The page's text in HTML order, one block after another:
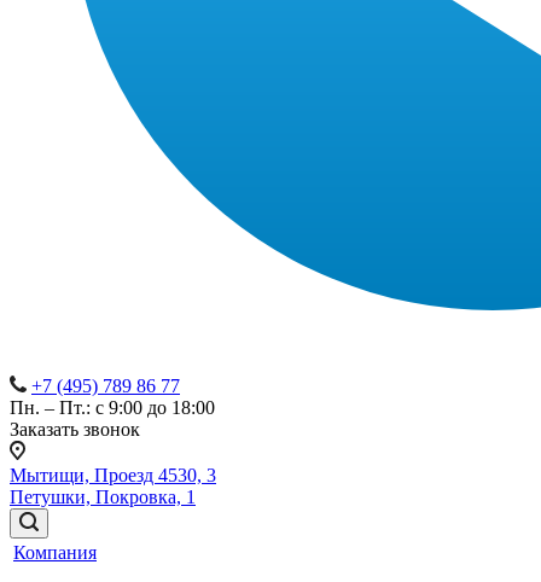
+7 (495) 789 86 77
Пн. – Пт.: с 9:00 до 18:00
Заказать звонок
Мытищи, Проезд 4530, 3
Петушки, Покровка, 1
Компания